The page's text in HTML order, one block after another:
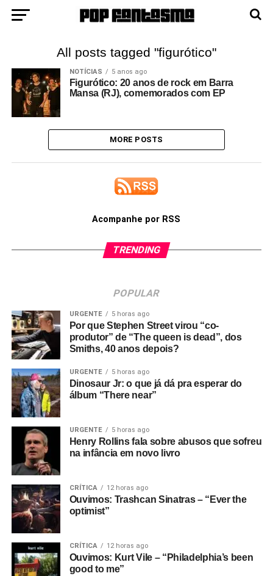
All posts tagged "figurótico"
NOTÍCIAS 5 anos ago
Figurótico: 20 anos de rock em Barra
Mansa (RJ), comemorados com EP
MORE POSTS
Acompanhe por RSS
TRENDING
POPULAR
URGENTE 5 horas ago
Por que Stephen Street virou “co-
produtor” de “The queen is dead”, dos
Smiths, 40 anos depois?
URGENTE 5 horas ago
Dinosaur Jr: o que já dá pra esperar do
álbum “There near”
URGENTE 5 horas ago
Henry Rollins fala sobre abusos que sofreu
na infância em novo livro
CRÍTICA 12 horas ago
Ouvimos: Trashcan Sinatras – “Ever the
optimist”
CRÍTICA 12 horas ago
Ouvimos: Kurt Vile – “Philadelphia’s been
good to me”